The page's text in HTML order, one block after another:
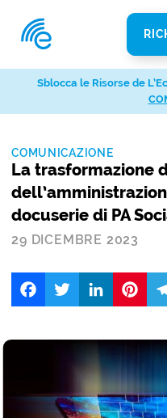
COMUNICAZIONE
La trasformazione
docuserie di PA
29 DICEMBRE 2023
FacebookTwitter LinkedIn
Sblocca le Risorse de